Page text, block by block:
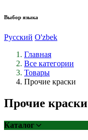
Выбор языка
Русский O'zbek
Главная
Все категории
Товары
Прочие краски
Прочие краски
Каталог